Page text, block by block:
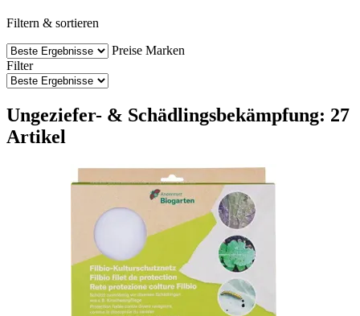
Filtern & sortieren
Preise Marken
Filter
Ungeziefer- & Schädlingsbekämpfung: 27
Artikel